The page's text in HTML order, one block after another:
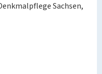
Sachsen,